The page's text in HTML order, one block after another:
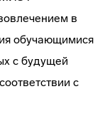
в
обучающимися
с будущей
с